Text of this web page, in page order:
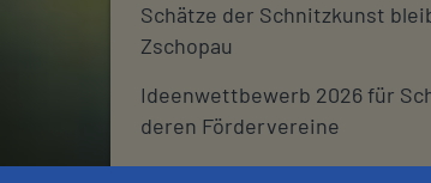
Schätze der Schnitzkunst
Zschopau
Ideenwettbewerb 2026 für
deren Fördervereine
Stadtjournal 2026: Wir